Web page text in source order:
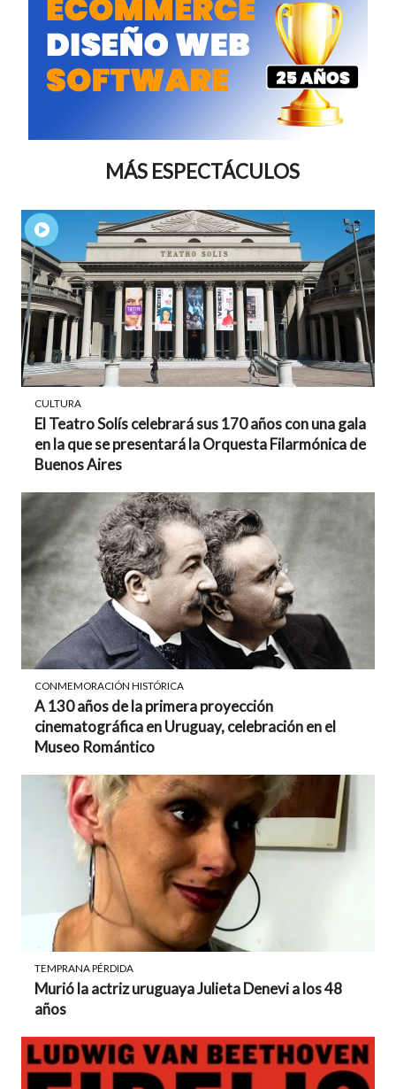
MÁS ESPECTÁCULOS
CULTURA
El Teatro Solís celebrará sus 170 años con una gala
en la que se presentará la Orquesta Filarmónica de
Buenos Aires
CONMEMORACIÓN HISTÓRICA
A 130 años de la primera proyección
cinematográfica en Uruguay, celebración en el
Museo Romántico
TEMPRANA PÉRDIDA
Murió la actriz uruguaya Julieta Denevi a los 48
años